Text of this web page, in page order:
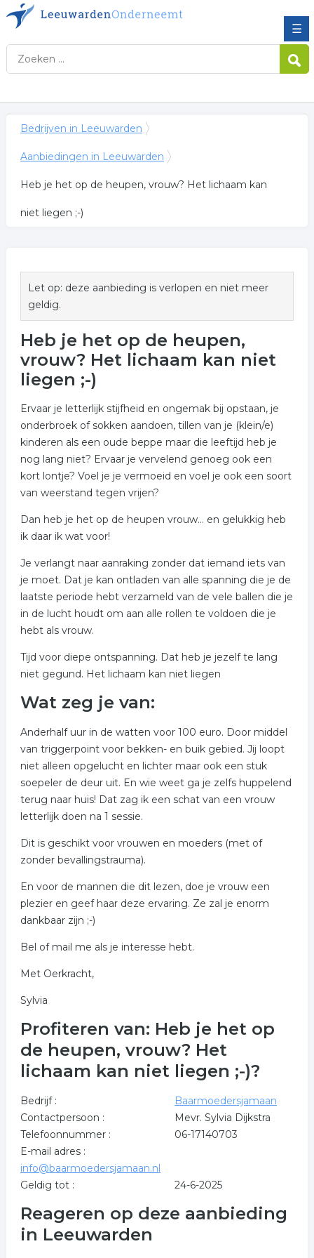
☰
Bedrijven in Leeuwarden
Aanbiedingen in Leeuwarden
Heb je het op de heupen, vrouw? Het lichaam kan
niet liegen ;-)
Let op: deze aanbieding is verlopen en niet meer
geldig.
Heb je het op de heupen,
vrouw? Het lichaam kan niet
liegen ;-)
Ervaar je letterlijk stijfheid en ongemak bij opstaan, je
onderbroek of sokken aandoen, tillen van je (klein/e)
kinderen als een oude beppe maar die leeftijd heb je
nog lang niet? Ervaar je vervelend genoeg ook een
kort lontje? Voel je je vermoeid en voel je ook een soort
van weerstand tegen vrijen?
Dan heb je het op de heupen vrouw... en gelukkig heb
ik daar ik wat voor!
Je verlangt naar aanraking zonder dat iemand iets van
je moet. Dat je kan ontladen van alle spanning die je de
laatste periode hebt verzameld van de vele ballen die je
in de lucht houdt om aan alle rollen te voldoen die je
hebt als vrouw.
Tijd voor diepe ontspanning. Dat heb je jezelf te lang
niet gegund. Het lichaam kan niet liegen
Wat zeg je van:
Anderhalf uur in de watten voor 100 euro. Door middel
van triggerpoint voor bekken- en buik gebied. Jij loopt
niet alleen opgelucht en lichter maar ook een stuk
soepeler de deur uit. En wie weet ga je zelfs huppelend
terug naar huis! Dat zag ik een schat van een vrouw
letterlijk doen na 1 sessie.
Dit is geschikt voor vrouwen en moeders (met of
zonder bevallingstrauma).
En voor de mannen die dit lezen, doe je vrouw een
plezier en geef haar deze ervaring. Ze zal je enorm
dankbaar zijn ;-)
Bel of mail me als je interesse hebt.
Met Oerkracht,
Sylvia
Profiteren van: Heb je het op
de heupen, vrouw? Het
lichaam kan niet liegen ;-)?
Bedrijf :
Baarmoedersjamaan
Contactpersoon :
Mevr. Sylvia Dijkstra
Telefoonnummer :
06-17140703
E-mail adres :
info@baarmoedersjamaan.nl
Geldig tot :
24-6-2025
Reageren op deze aanbieding
in Leeuwarden